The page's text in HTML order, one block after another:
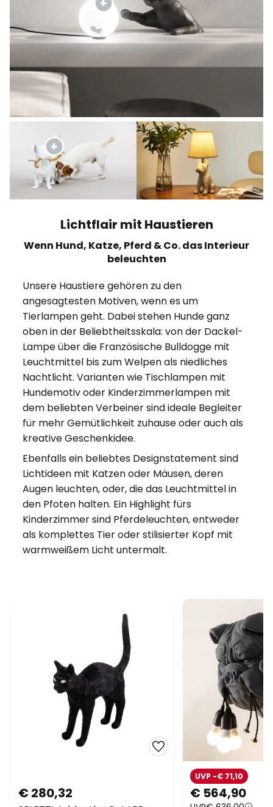
Lichtflair mit Haustieren
Wenn Hund, Katze, Pferd & Co. das Interieur
beleuchten
Unsere Haustiere gehören zu den
angesagtesten Motiven, wenn es um
Tierlampen geht. Dabei stehen Hunde ganz
oben in der Beliebtheitsskala: von der Dackel-
Lampe über die Französische Bulldogge mit
Leuchtmittel bis zum Welpen als niedliches
Nachtlicht. Varianten wie Tischlampen mit
Hundemotiv oder Kinderzimmerlampen mit
dem beliebten Verbeiner sind ideale Begleiter
für mehr Gemütlichkeit zuhause oder auch als
kreative Geschenkidee.
Ebenfalls ein beliebtes Designstatement sind
Lichtideen mit Katzen oder Mäusen, deren
Augen leuchten, oder, die das Leuchtmittel in
den Pfoten halten. Ein Highlight fürs
Kinderzimmer sind Pferdeleuchten, entweder
als komplettes Tier oder stilisierter Kopf mit
warmweißem Licht untermalt.
€ 280,32 € 564,90
UVP -€ 71,10